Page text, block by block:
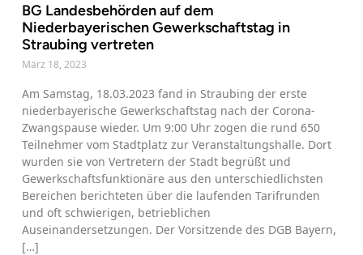
BG Landesbehörden auf dem
Niederbayerischen Gewerkschaftstag in
Straubing vertreten
März 18, 2023
Am Samstag, 18.03.2023 fand in Straubing der erste
niederbayerische Gewerkschaftstag nach der Corona-
Zwangspause wieder. Um 9:00 Uhr zogen die rund 650
Teilnehmer vom Stadtplatz zur Veranstaltungshalle. Dort
wurden sie von Vertretern der Stadt begrüßt und
Gewerkschaftsfunktionäre aus den unterschiedlichsten
Bereichen berichteten über die laufenden Tarifrunden
und oft schwierigen, betrieblichen
Auseinandersetzungen. Der Vorsitzende des DGB Bayern,
[…]